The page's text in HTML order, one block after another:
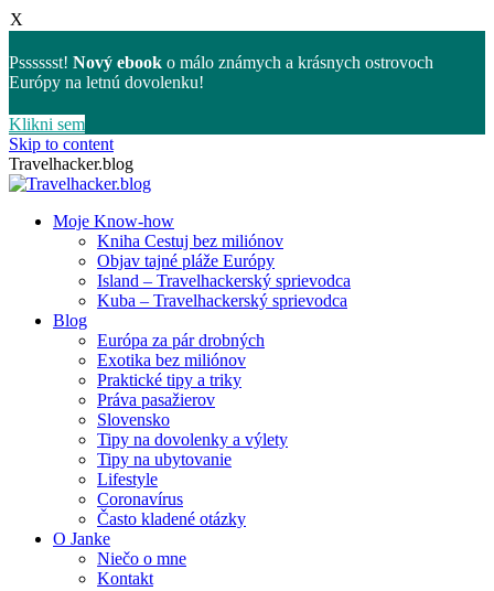
X
Psssssst! Nový ebook o málo známych a krásnych ostrovoch
Európy na letnú dovolenku!
Klikni sem
Skip to content
Travelhacker.blog
Moje Know-how
Kniha Cestuj bez miliónov
Objav tajné pláže Európy
Island – Travelhackerský sprievodca
Kuba – Travelhackerský sprievodca
Blog
Európa za pár drobných
Exotika bez miliónov
Praktické tipy a triky
Práva pasažierov
Slovensko
Tipy na dovolenky a výlety
Tipy na ubytovanie
Lifestyle
Coronavírus
Často kladené otázky
O Janke
Niečo o mne
Kontakt